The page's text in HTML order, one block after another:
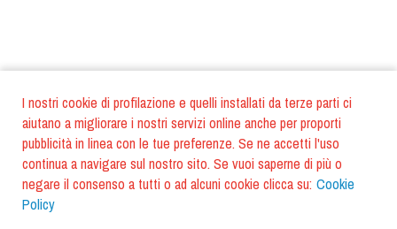
I nostri cookie di profilazione e quelli installati da terze parti ci
aiutano a migliorare i nostri servizi online anche per proporti
pubblicità in linea con le tue preferenze. Se ne accetti l'uso
continua a navigare sul nostro sito. Se vuoi saperne di più o
negare il consenso a tutti o ad alcuni cookie clicca su: Cookie
Policy